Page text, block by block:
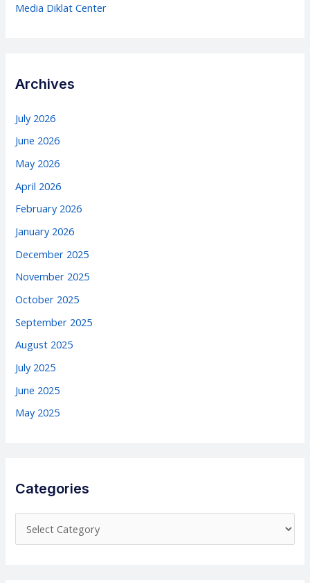
Media Diklat Center
Archives
July 2026
June 2026
May 2026
April 2026
February 2026
January 2026
December 2025
November 2025
October 2025
September 2025
August 2025
July 2025
June 2025
May 2025
Categories
a